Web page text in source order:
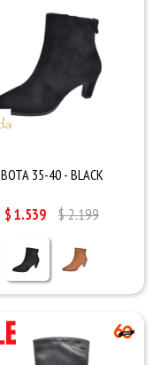
BOTA 35-40 - BLACK
$1.539 $2.199